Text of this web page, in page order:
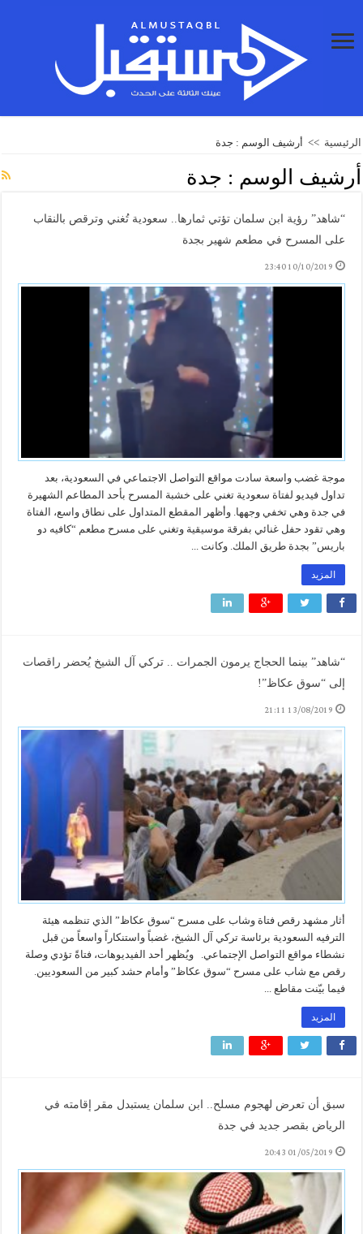
الرئيسية >> أرشيف الوسم : جدة
أرشيف الوسم : جدة
“شاهد” رؤية ابن سلمان تؤتي ثمارها.. سعودية تُغني وترقص بالنقاب
على المسرح في مطعم شهير بجدة
10/10/2019 23:40
موجة غضب واسعة سادت مواقع التواصل الاجتماعي في السعودية، بعد
تداول فيديو لفتاة سعودية تغني على خشبة المسرح بأحد المطاعم الشهيرة
في جدة وهي تخفي وجهها. وأظهر المقطع المتداول على نطاق واسع، الفتاة
وهي تقود حفل غنائي بفرقة موسيقية وتغني على مسرح مطعم “كافيه دو
باريس” بجدة طريق الملك. وكانت ...
المزيد
“شاهد” بينما الحجاج يرمون الجمرات .. تركي آل الشيخ يُحضر راقصات
إلى “سوق عكاظ”!
13/08/2019 21:11
أثار مشهد رقص فتاة وشاب على مسرح “سوق عكاظ” الذي تنظمه هيئة
الترفيه السعودية برئاسة تركي آل الشيخ، غضباً واستنكاراً واسعاً من قبل
نشطاء مواقع التواصل الإجتماعي. ويُظهر أحد الفيديوهات، فتاةً تؤدي وصلة
رقص مع شاب على مسرح “سوق عكاظ” وأمام حشد كبير من السعوديين.
فيما بيّنت مقاطع ...
المزيد
سبق أن تعرض لهجوم مسلح.. ابن سلمان يستبدل مقر إقامته في
الرياض بقصر جديد في جدة
01/05/2019 20:43